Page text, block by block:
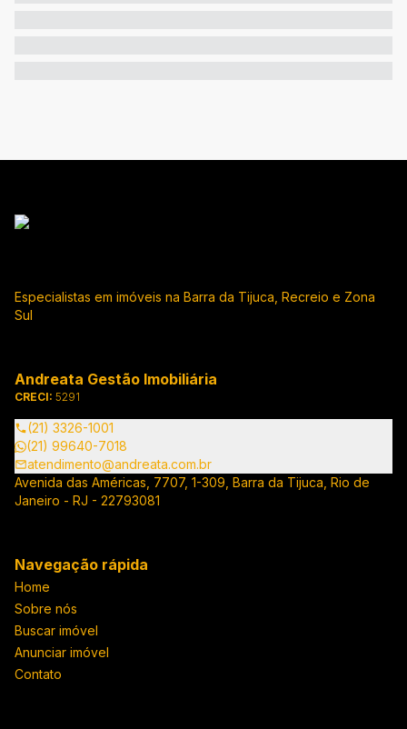
Especialistas em imóveis na Barra da Tijuca, Recreio e Zona
Sul
Andreata Gestão Imobiliária
CRECI: 5291
(21) 3326-1001
(21) 99640-7018
atendimento@andreata.com.br
Avenida das Américas, 7707, 1-309, Barra da Tijuca, Rio de
Janeiro - RJ - 22793081
Navegação rápida
Home
Sobre nós
Buscar imóvel
Anunciar imóvel
Contato